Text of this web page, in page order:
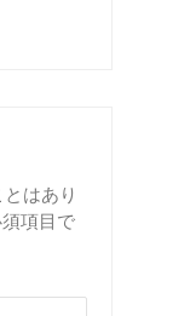
はあり
項目で